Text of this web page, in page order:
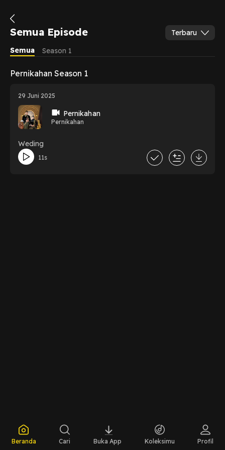
Semua Episode
Terbaru
Semua
Season 1
Pernikahan Season 1
29 Juni 2025
Pernikahan
Pernikahan
Weding
11s
Beranda Cari Buka App Koleksimu Profil